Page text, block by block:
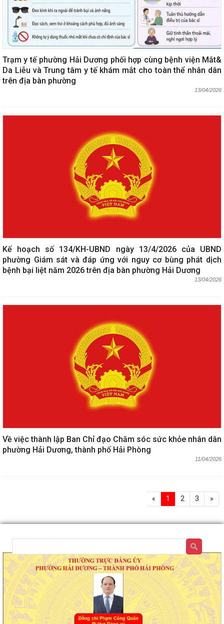
Trạm y tế phường Hải Dương phối hợp cùng bệnh viện Mắt&
Da Liễu và Trung tâm y tế khám mắt cho toàn thể nhân dân
trên địa bàn phường
13/04/2026
Kế hoạch số 134/KH-UBND ngày 13/4/2026 của UBND
phường Giám sát và đáp ứng với nguy cơ bùng phát dịch
bệnh bại liệt năm 2026 trên địa bàn phường Hải Dương
13/04/2026
Về việc thành lập Ban Chỉ đạo Chăm sóc sức khỏe nhân dân
phường Hải Dương, thành phố Hải Phòng
11/04/2026
« 1 2 3 »